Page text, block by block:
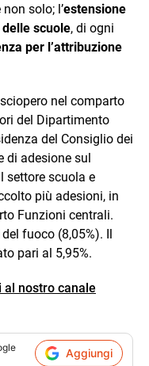
solo; l’estensione
scuole, di ogni
per l’attribuzione
nel comparto
del Dipartimento
del Consiglio dei
di adesione sul
settore scuola e
più adesioni, in
Funzioni centrali.
fuoco (8,05%). Il
pari al 5,95%.
al nostro canale
Aggiungi